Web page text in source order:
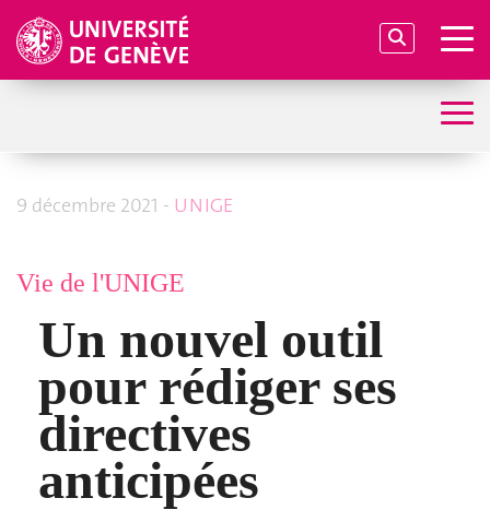
9 décembre 2021 - UNIGE
Vie de l'UNIGE
Un nouvel outil
pour rédiger ses
directives
anticipées